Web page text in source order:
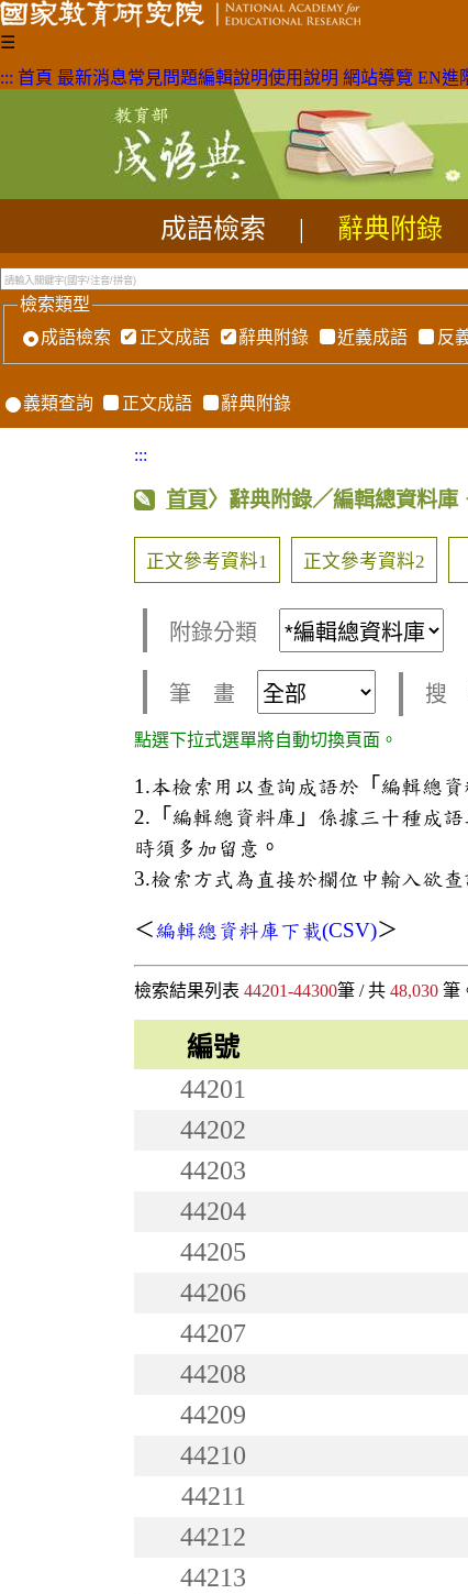
☰
::: 首頁 最新消息常見問題編輯說明使用說明 網站導覽 EN進
成語檢索 辭典附錄
檢索類型
成語檢索
正文成語 辭典附錄 近義成語 反
義類查詢 正文成語 辭典附錄
:::
首頁〉辭典附錄／編輯總資料庫
正文參考資料1 正文參考資料2
附錄分類
筆 畫 搜
點選下拉式選單將自動切換頁面。
1.本檢索用以查詢成語於「編輯總
2.「編輯總資料庫」係據三十種成
時須多加留意。
3.檢索方式為直接於欄位中輸入欲查
＜編輯總資料庫下載(CSV)＞
檢索結果列表 44201-44300筆 / 共 48,030 筆
編號
44201
44202
44203
44204
44205
44206
44207
44208
44209
44210
44211
44212
44213